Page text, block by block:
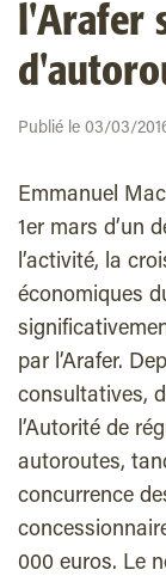
l'Arafer
Publié le 03/03/
Emmanuel
1er mars d’un
l’activité, la
économiques
par l’Arafer.
consultatives,
l’Autorité de
autoroutes,
concurrence
000 euros. Le